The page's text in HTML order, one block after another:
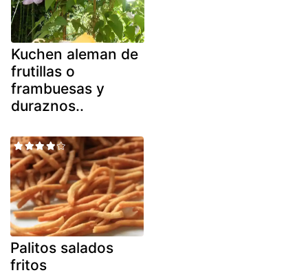
Kuchen aleman de
frutillas o
frambuesas y
duraznos..
Palitos salados
fritos